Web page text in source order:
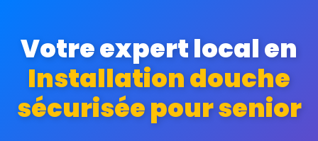
Votre expert local en
Installation douche
sécurisée pour senior